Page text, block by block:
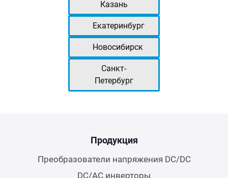
Казань
Екатеринбург
Новосибирск
Санкт-
Петербург
Продукция
Преобразователи напряжения DC/DC
DC/AC инверторы